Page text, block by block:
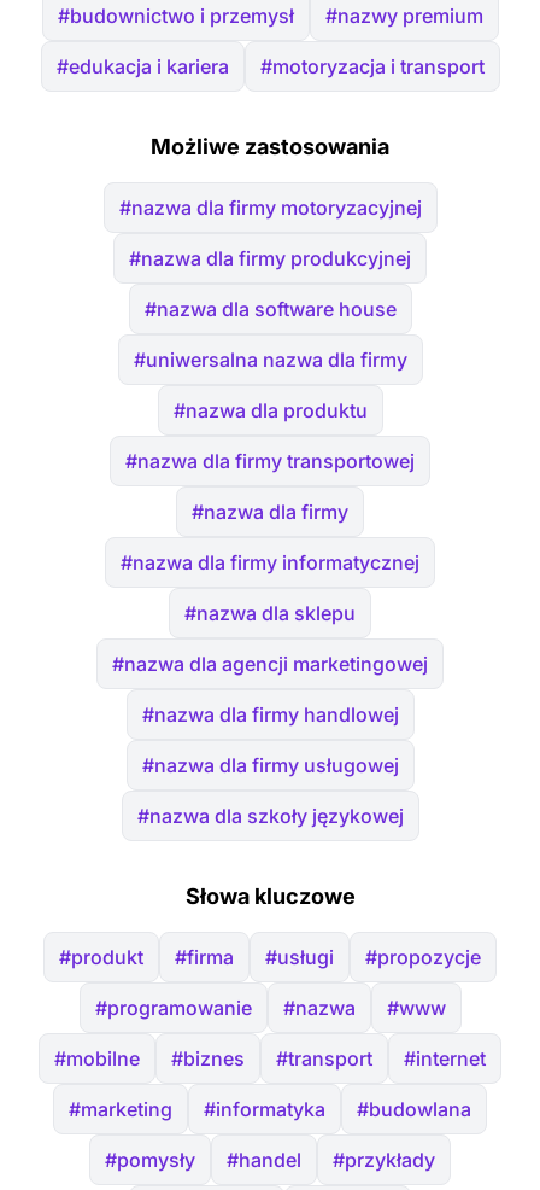
#budownictwo i przemysł #nazwy premium
#edukacja i kariera #motoryzacja i transport
Możliwe zastosowania
#nazwa dla firmy motoryzacyjnej
#nazwa dla firmy produkcyjnej
#nazwa dla software house
#uniwersalna nazwa dla firmy
#nazwa dla produktu
#nazwa dla firmy transportowej
#nazwa dla firmy
#nazwa dla firmy informatycznej
#nazwa dla sklepu
#nazwa dla agencji marketingowej
#nazwa dla firmy handlowej
#nazwa dla firmy usługowej
#nazwa dla szkoły językowej
Słowa kluczowe
#produkt #firma #usługi #propozycje
#programowanie #nazwa #www
#mobilne #biznes #transport #internet
#marketing #informatyka #budowlana
#pomysły #handel #przykłady